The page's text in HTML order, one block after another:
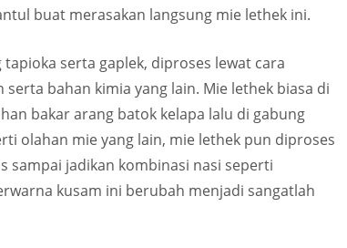
buat merasakan langsung mie lethek ini.
serta gaplek, diproses lewat cara
bahan kimia yang lain. Mie lethek biasa di
bakar arang batok kelapa lalu di gabung
olahan mie yang lain, mie lethek pun diproses
sampai jadikan kombinasi nasi seperti
kusam ini berubah menjadi sangatlah